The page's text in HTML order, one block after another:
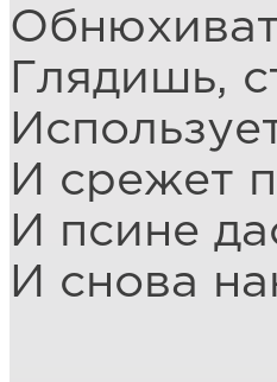
Глядишь,
И срежет
И псине
И снова